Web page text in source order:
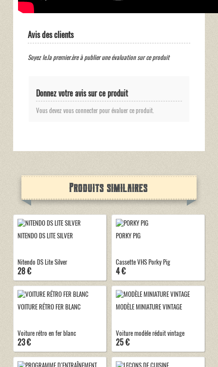
Avis des clients
Soyez le.la premier.ère à publier une évaluation sur ce produit
Donnez votre avis sur ce produit
Vous devez vous connecter pour évaluer ce produit.
Produits similaires
NITENDO DS LITE SILVER
Nitendo DS Lite Silver
28 €
PORKY PIG
Cassette VHS Porky Pig
4 €
VOITURE RÉTRO FER BLANC
Voiture rétro en fer blanc
23 €
MODÈLE MINIATURE VINTAGE
Voiture modèle réduit vintage
25 €